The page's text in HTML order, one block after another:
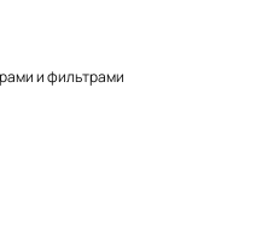
и фильтрами